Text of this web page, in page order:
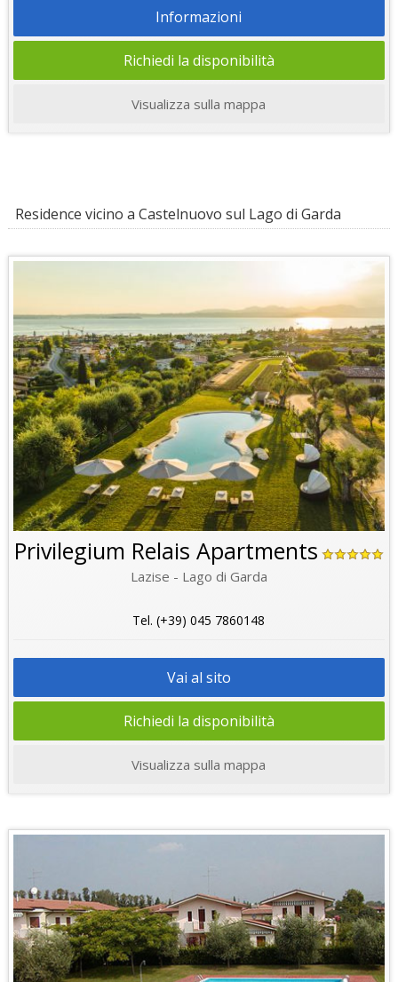
Informazioni
Richiedi la disponibilità
Visualizza sulla mappa
Residence vicino a Castelnuovo sul Lago di Garda
Privilegium Relais Apartments
Lazise - Lago di Garda
Tel. (+39) 045 7860148
Vai al sito
Richiedi la disponibilità
Visualizza sulla mappa